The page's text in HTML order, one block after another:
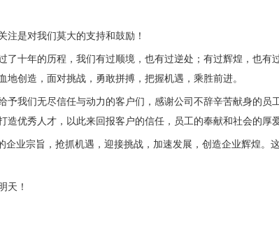
注是对我们莫大的支持和鼓励！
了十年的历程，我们有过顺境，也有过逆处；有过辉煌，也
创造，面对挑战，勇敢拼搏，把握机遇，乘胜前进。
我们无尽信任与动力的客户们，感谢公司不辞辛苦献身的员
优秀人才，以此来回报客户的信任，员工的奉献和社会的厚爱
企业宗旨，抢抓机遇，迎接挑战，加速发展，创造企业辉煌
天！